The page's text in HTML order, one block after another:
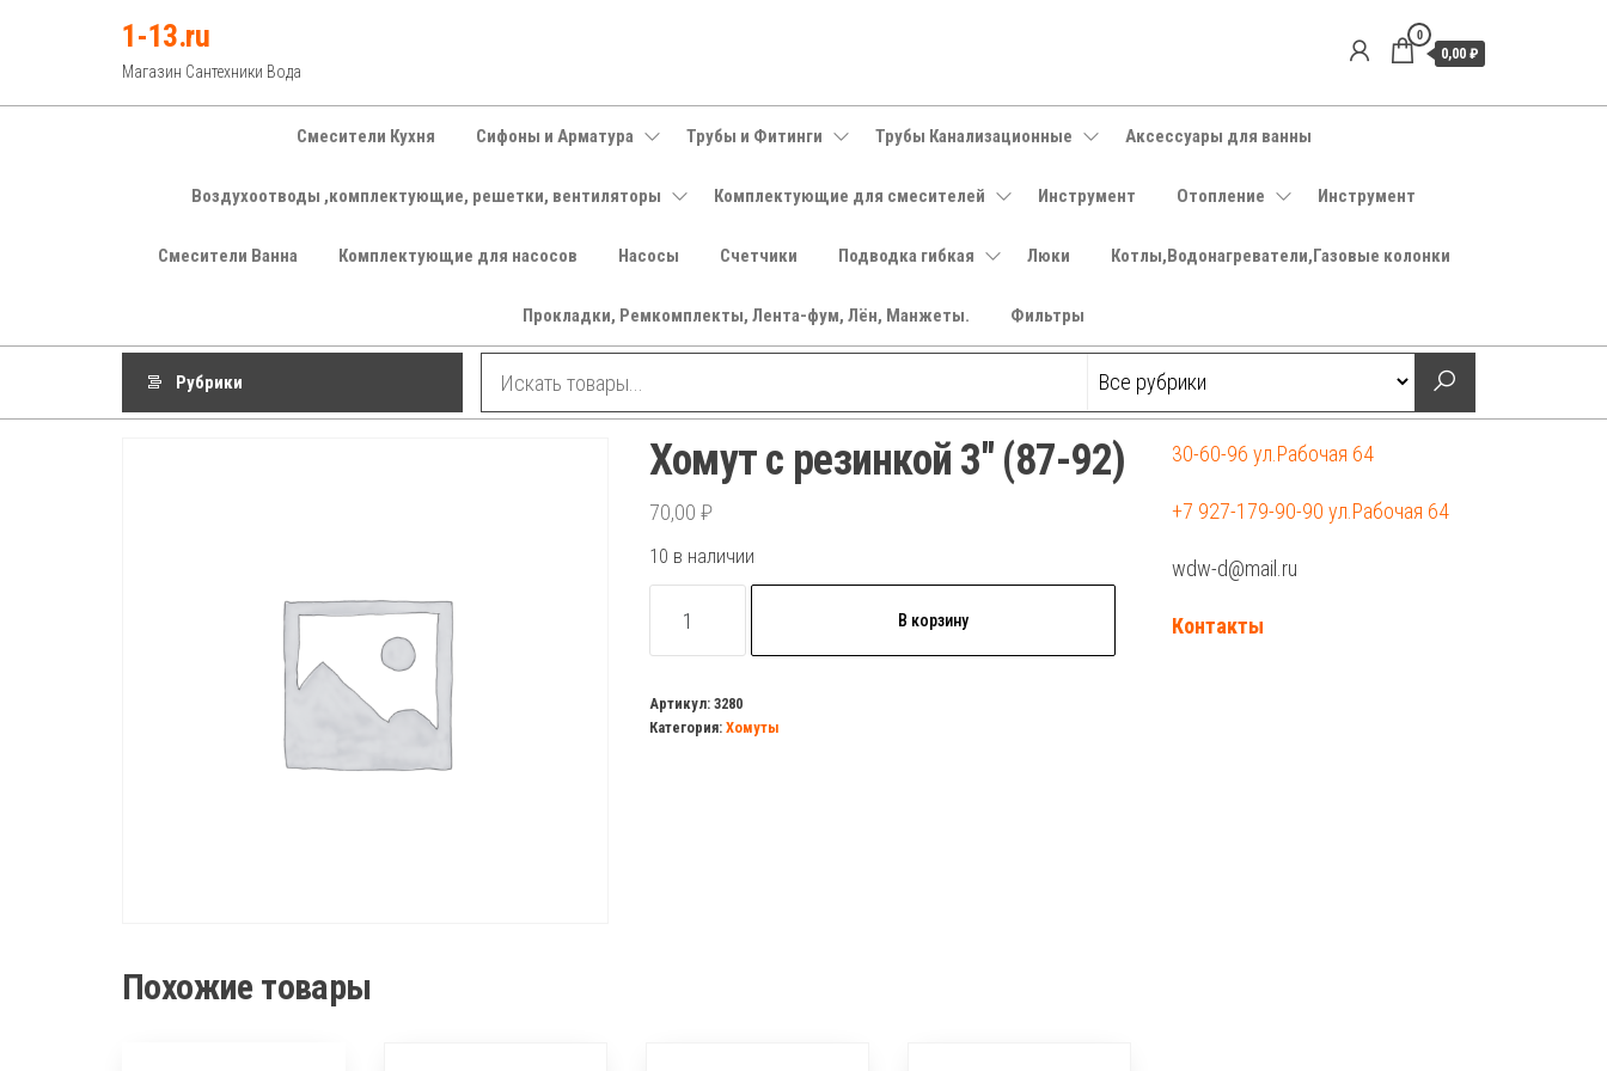
1-13.ru
Магазин Сантехники Вода
0
0,00 ₽
Смесители Кухня Сифоны и Арматура Трубы и Фитинги Трубы Канализационные Аксессуары для ванны
Воздухоотводы ,комплектующие, решетки, вентиляторы Комплектующие для смесителей Инструмент Отопление Инструмент
Смесители Ванна Комплектующие для насосов Насосы Счетчики Подводка гибкая Люки Котлы,Водонагреватели,Газовые колонки
Прокладки, Ремкомплекты, Лента-фум, Лён, Манжеты. Фильтры
Рубрики
Хомут с резинкой 3″ (87-92)
70,00 ₽
10 в наличии
товара
с
резинкой
В корзину
Артикул: 3280
Категория: Хомуты
Похожие товары
30-60-96 ул.Рабочая 64
+7 927-179-90-90 ул.Рабочая 64
wdw-d@mail.ru
Контакты